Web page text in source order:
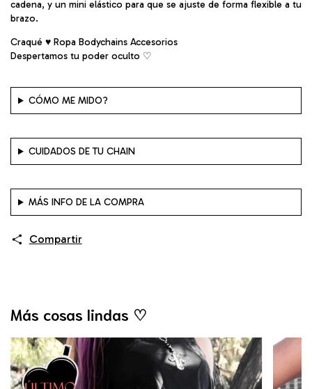
cadena, y un mini elástico para que se ajuste de forma flexible a tu
brazo.
Craqué ♥ Ropa Bodychains Accesorios
Despertamos tu poder oculto ♡︎
CÓMO ME MIDO?
CUIDADOS DE TU CHAIN
MÁS INFO DE LA COMPRA
Compartir
Más cosas lindas ♡